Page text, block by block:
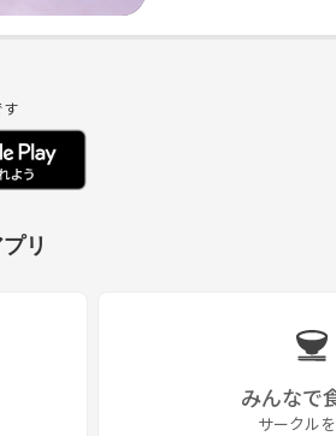
す
リ
みんなで
サークル